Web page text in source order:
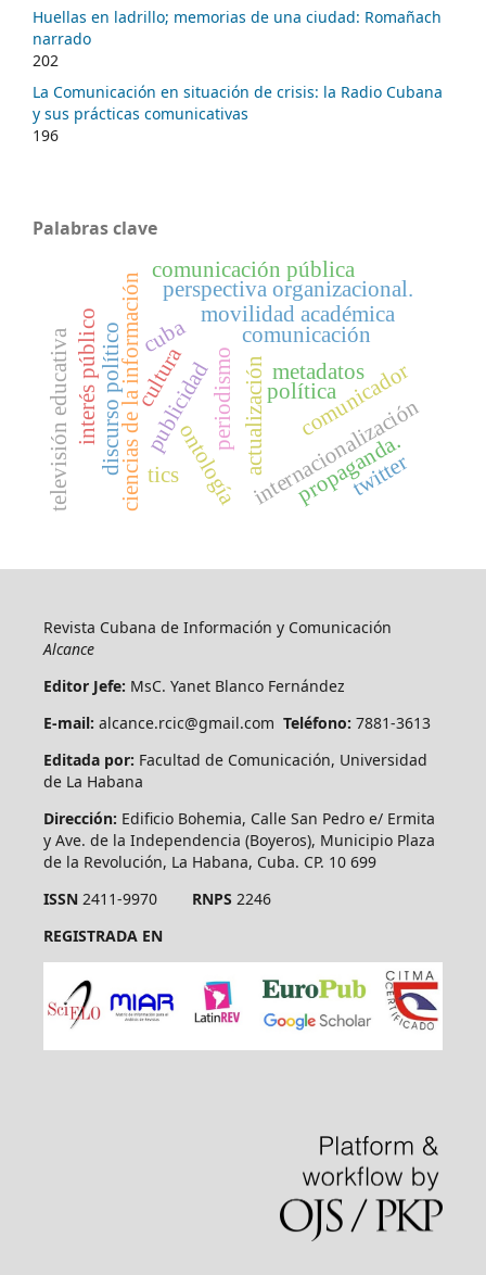
Huellas en ladrillo; memorias de una ciudad: Romañach
narrado
202
La Comunicación en situación de crisis: la Radio Cubana
y sus prácticas comunicativas
196
Palabras clave
cuba
periodismoactualización política
comunicación
internacionalización
ciencias de la información movilidad académica
comunicador
publicidad
propaganda.
ontología
metadatos
perspectiva organizacional.
cultura
discurso político twitter
comunicación pública
interés público
televisión educativa tics
Revista Cubana de Información y Comunicación
Alcance
Editor Jefe: MsC. Yanet Blanco Fernández
E-mail: alcance.rcic@gmail.com Teléfono: 7881-3613
Editada por: Facultad de Comunicación, Universidad
de La Habana
Dirección: Edificio Bohemia, Calle San Pedro e/ Ermita
y Ave. de la Independencia (Boyeros), Municipio Plaza
de la Revolución, La Habana, Cuba. CP. 10 699
ISSN2411-9970 RNPS 2246
REGISTRADA EN